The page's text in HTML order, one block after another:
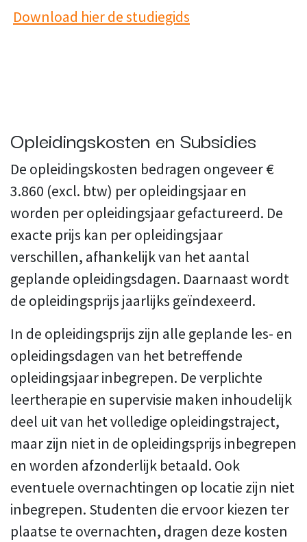
Download hier de studiegids
Opleidingskosten en Subsidies
De opleidingskosten bedragen ongeveer €
3.860 (excl. btw) per opleidingsjaar en
worden per opleidingsjaar gefactureerd. De
exacte prijs kan per opleidingsjaar
verschillen, afhankelijk van het aantal
geplande opleidingsdagen. Daarnaast wordt
de opleidingsprijs jaarlijks geïndexeerd.
In de opleidingsprijs zijn alle geplande les- en
opleidingsdagen van het betreffende
opleidingsjaar inbegrepen. De verplichte
leertherapie en supervisie maken inhoudelijk
deel uit van het volledige opleidingstraject,
maar zijn niet in de opleidingsprijs inbegrepen
en worden afzonderlijk betaald. Ook
eventuele overnachtingen op locatie zijn niet
inbegrepen. Studenten die ervoor kiezen ter
plaatse te overnachten, dragen deze kosten